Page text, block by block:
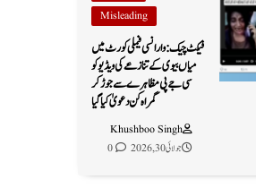
Misleading
فیکٹ چیک: وارانسی فیملی کورٹ میں
میاں بیوی کے تنازعے کی ویڈیو کو
سی جے پی مظاہرے سے جوڑ کر
گمراہ کن دعویٰ کیا گیا
Khushboo Singh
جولائی 30, 2026
0